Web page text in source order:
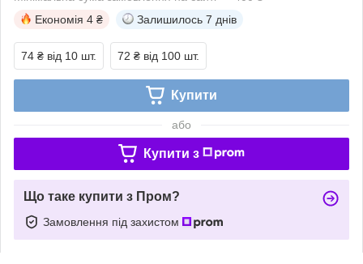
Економія 4 ₴ Залишилось 7 днів
74 ₴ від 10 шт. 72 ₴ від 100 шт.
Купити
або
Купити з
Що таке купити з Пром?
Замовлення під захистом